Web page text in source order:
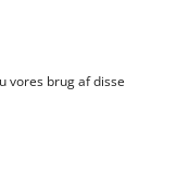
vores brug af disse